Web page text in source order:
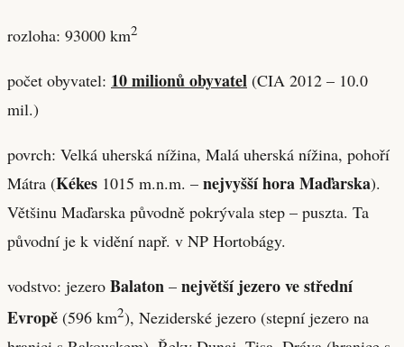
rozloha: 93000 km2
počet obyvatel: 10 milionů obyvatel (CIA 2012 – 10.0
mil.)
povrch: Velká uherská nížina, Malá uherská nížina, pohoří
Mátra (Kékes 1015 m.n.m. – nejvyšší hora Maďarska).
Většinu Maďarska původně pokrývala step – puszta. Ta
původní je k vidění např. v NP Hortobágy.
vodstvo: jezero Balaton – největší jezero ve střední
Evropě (596 km2), Neziderské jezero (stepní jezero na